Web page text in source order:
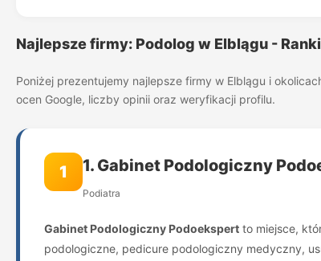
Najlepsze firmy: Podolog w Elblągu -
Poniżej prezentujemy najlepsze firmy w Elblągu i
ocen Google, liczby opinii oraz weryfikacji profilu.
1 1. Gabinet Podologiczny
Podiatra
Gabinet Podologiczny Podoekspert to miejsce,
podologiczne, pedicure podologiczny medyczny,